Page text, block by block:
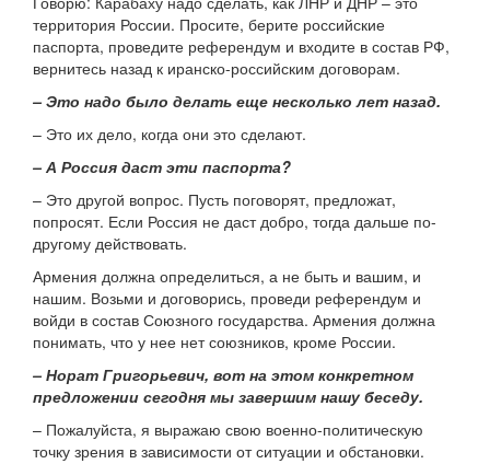
территория России. Просите, берите российские
паспорта, проведите референдум и входите в состав РФ,
вернитесь назад к иранско-российским договорам.
– Это надо было делать еще несколько лет назад.
– Это их дело, когда они это сделают.
– А Россия даст эти паспорта?
– Это другой вопрос. Пусть поговорят, предложат,
попросят. Если Россия не даст добро, тогда дальше по-
другому действовать.
Армения должна определиться, а не быть и вашим, и
нашим. Возьми и договорись, проведи референдум и
войди в состав Союзного государства. Армения должна
понимать, что у нее нет союзников, кроме России.
– Норат Григорьевич, вот на этом конкретном
предложении сегодня мы завершим нашу беседу.
– Пожалуйста, я выражаю свою военно-политическую
точку зрения в зависимости от ситуации и обстановки.